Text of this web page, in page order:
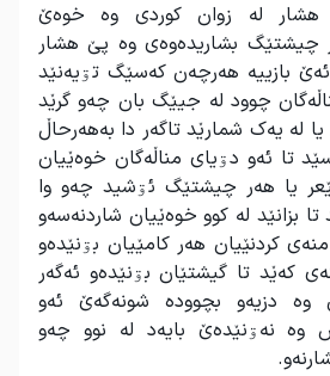
له زوان کوردی وه خوهێ
چیشتێگ بشاریدهوهی وه پێ هشار
ێ بازییه ههرچهن کهسێگ تۊیهنێد
گان چوود له جیێگ بان چهو گرێد
له یهک شمارێد تاگەر دا بهههرحاڵ
تا ئهو دۊیای مناڵهگان خوەێیان
یا ههر چیشتێگ ئۊشید چهو وا
تا بزانێد له کوو خوهێیان شاردنهسهو
ی کردنێیان ههر کامێیان بۊنێدهو
ی کهێد تا گیشتێان بۊنێدهو ئهگهر
وه دزیهو بچووده شونهگهێ ئهو
وه نهۊنێدهێ بایهد له نوو چهو
و.